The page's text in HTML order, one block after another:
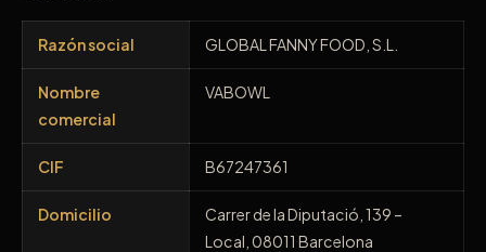
Razón social GLOBAL FANNY FOOD, S.L.
Nombre
comercial
VABOWL
CIF B67247361
Domicilio
Carrer de la Diputació, 139 –
Local, 08011 Barcelona